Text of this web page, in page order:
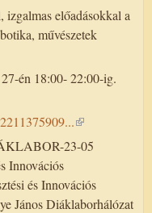
előadásokkal a
művészetek
én 18:00- 22:00-ig.
23-05
Innovációs
és Innovációs
János Diáklaborhálózat